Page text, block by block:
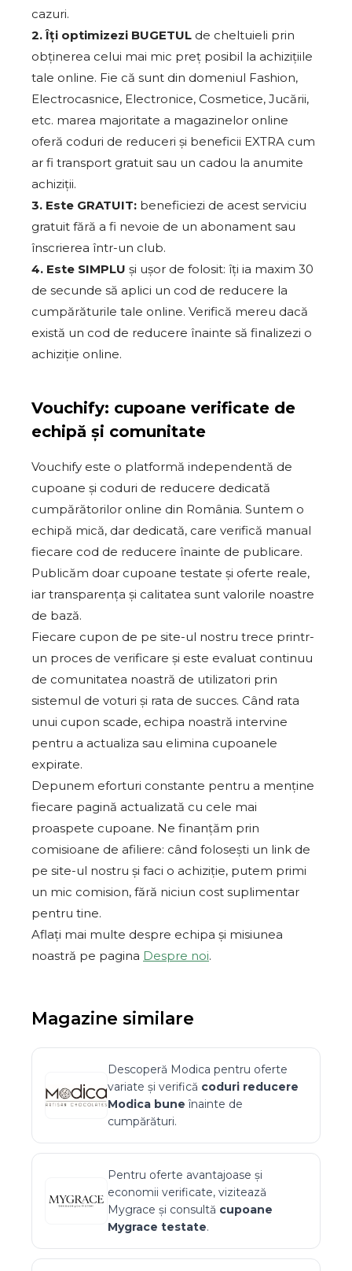
cazuri.
2. Îți optimizezi BUGETUL de cheltuieli prin
obținerea celui mai mic preț posibil la achizițiile
tale online. Fie că sunt din domeniul Fashion,
Electrocasnice, Electronice, Cosmetice, Jucării,
etc. marea majoritate a magazinelor online
oferă coduri de reduceri și beneficii EXTRA cum
ar fi transport gratuit sau un cadou la anumite
achiziții.
3. Este GRATUIT: beneficiezi de acest serviciu
gratuit fără a fi nevoie de un abonament sau
înscrierea într-un club.
4. Este SIMPLU și ușor de folosit: îți ia maxim 30
de secunde să aplici un cod de reducere la
cumpărăturile tale online. Verifică mereu dacă
există un cod de reducere înainte să finalizezi o
achiziție online.
Vouchify: cupoane verificate de
echipă și comunitate
Vouchify este o platformă independentă de
cupoane și coduri de reducere dedicată
cumpărătorilor online din România. Suntem o
echipă mică, dar dedicată, care verifică manual
fiecare cod de reducere înainte de publicare.
Publicăm doar cupoane testate și oferte reale,
iar transparența și calitatea sunt valorile noastre
de bază.
Fiecare cupon de pe site-ul nostru trece printr-
un proces de verificare și este evaluat continuu
de comunitatea noastră de utilizatori prin
sistemul de voturi și rata de succes. Când rata
unui cupon scade, echipa noastră intervine
pentru a actualiza sau elimina cupoanele
expirate.
Depunem eforturi constante pentru a menține
fiecare pagină actualizată cu cele mai
proaspete cupoane. Ne finanțăm prin
comisioane de afiliere: când folosești un link de
pe site-ul nostru și faci o achiziție, putem primi
un mic comision, fără niciun cost suplimentar
pentru tine.
Aflați mai multe despre echipa și misiunea
noastră pe pagina Despre noi.
Magazine similare
Descoperă Modica pentru oferte
variate și verifică coduri reducere
Modica bune înainte de
cumpărături.
Pentru oferte avantajoase și
economii verificate, vizitează
Mygrace și consultă cupoane
Mygrace testate.